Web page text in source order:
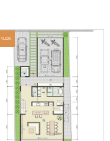
4LDK